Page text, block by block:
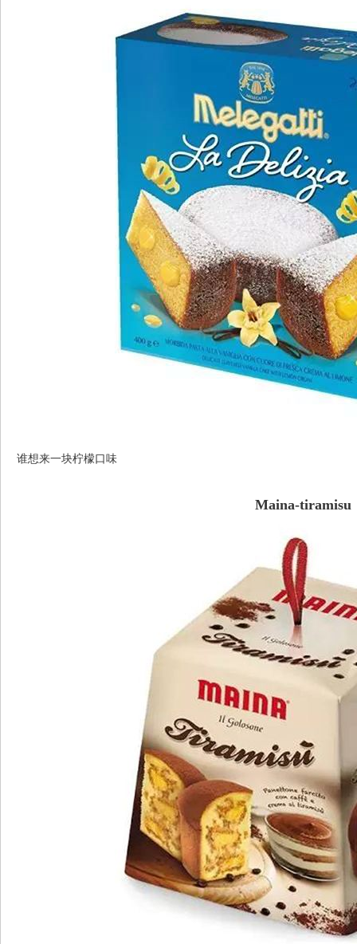
谁想来一块柠檬口味
Maina-tiramisu